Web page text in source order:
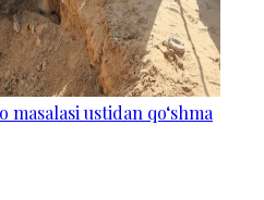
masalasi ustidan qo‘shma